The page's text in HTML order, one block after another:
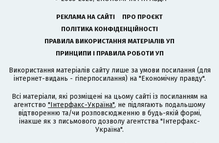
РЕКЛАМА НА САЙТІ
ПРО ПРОЄКТ
ПОЛІТИКА КОНФІДЕНЦІЙНОСТІ
ПРАВИЛА ВИКОРИСТАННЯ МАТЕРІАЛІВ УП
ПРИНЦИПИ І ПРАВИЛА РОБОТИ УП
Використання матеріалів сайту лише за умови посилання (для
інтернет-видань - гіперпосилання) на "Економічну правду".
Всі матеріали, які розміщені на цьому сайті із посиланням на
агентство "Інтерфакс-Україна", не підлягають подальшому
відтворенню та/чи розповсюдженню в будь-якій формі,
інакше як з письмового дозволу агентства "Інтерфакс-
Україна".